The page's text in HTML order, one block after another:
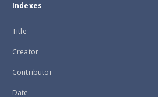
Indexes
Title
Creator
Contributor
Date